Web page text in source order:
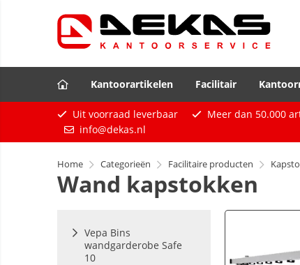
Kantoorartikelen Facilitair
Uit voorraad leverbaar Meer dan 50.000
info@dekas.nl
Home Categorieën Facilitaire producten
Wand kapstokken
Vepa Bins
wandgarderobe Safe
10